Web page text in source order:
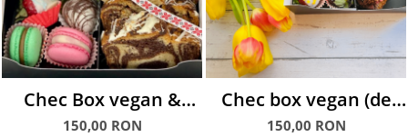
Chec Box vegan &
non-vegan, cu
150,00 RON
Chec box vegan (de
post) cu căpșuni
150,00 RON